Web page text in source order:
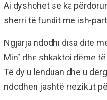
Ai dyshohet se ka
sherri të fundit me ish-
Ngjarja ndodhi disa ditë
Min” dhe shkaktoi dëme
Të dy u lënduan dhe u
ndodhen jashtë rrezikut